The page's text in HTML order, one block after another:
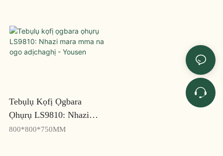
Tebụlụ Kọfị Ọgbara
Ọhụrụ LS9810: Nhazi
Mara Mma Na Ogo
800*800*750MM